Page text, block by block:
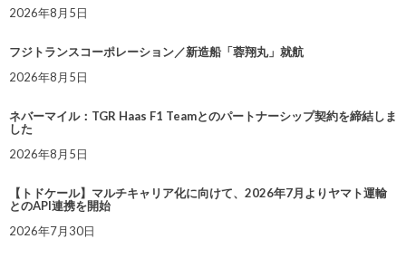
2026年8月5日
フジトランスコーポレーション／新造船「蓉翔丸」就航
2026年8月5日
ネバーマイル：TGR Haas F1 Teamとのパートナーシップ契約を締結しま
した
2026年8月5日
【トドケール】マルチキャリア化に向けて、2026年7月よりヤマト運輸
とのAPI連携を開始
2026年7月30日